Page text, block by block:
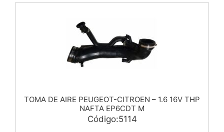
TOMA DE AIRE PEUGEOT-CITROEN – 1.6 16V THP
NAFTA EP6CDT M
Código:5114